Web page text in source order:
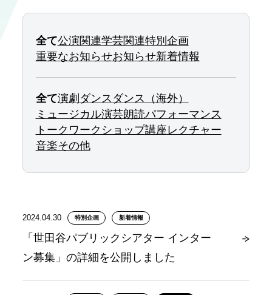
全て公演関連学芸関連特別企画
重要なお知らせお知らせ新着情報
全て演劇 ダンス ダンス（海外）
ミュージカル演芸朗読パフォーマンス
トーク ワークショップ講座レクチャー
音楽その他
2024.04.30 特別企画 新着情報
「世田谷パブリックシアター インター
ン募集」の詳細を公開しました